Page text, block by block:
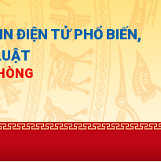
ĐIỆN TỬ PHỔ BIẾN,